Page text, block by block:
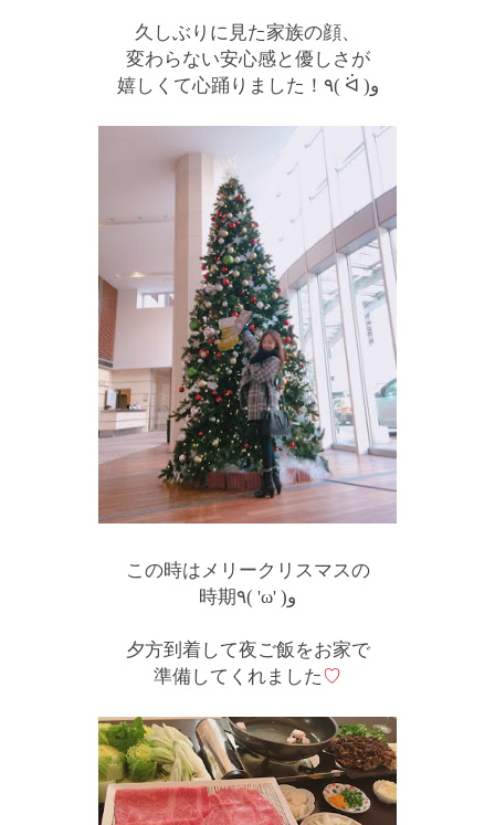
久しぶりに見た家族の顔、
変わらない安心感と優しさが
嬉しくて心踊りました！٩( ᐛ )و
この時はメリークリスマスの
時期٩( 'ω' )و
夕方到着して夜ご飯をお家で
準備してくれました♡